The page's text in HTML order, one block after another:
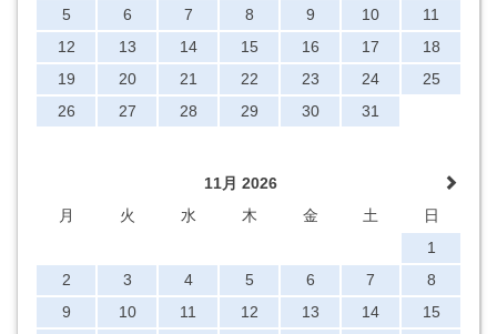
5
6 7 8 9 10
11
12
13 14 15 16 17
18
19
20 21 22 23 24
25
26
27 28 29 30 31
11月 2026
月
火 水 木 金 土
日
1
2
3 4 5 6 7
8
9
10 11 12 13 14
15